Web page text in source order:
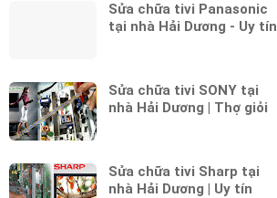
Sửa chữa tivi Panasonic
tại nhà Hải Dương - Uy tín
Sửa chữa tivi SONY tại
nhà Hải Dương | Thợ giỏi
Sửa chữa tivi Sharp tại
nhà Hải Dương | Uy tín